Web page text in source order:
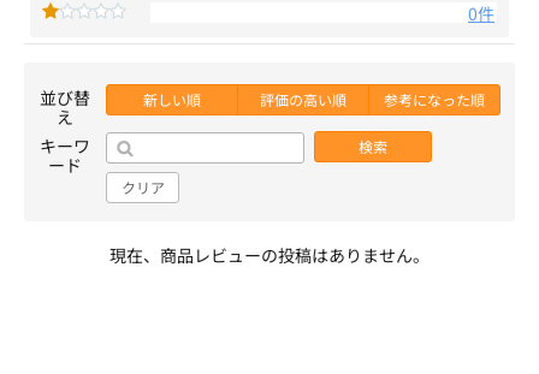
0件
並び替
え
新しい順 評価の高い順 参考になった順
キーワ
ード
検索
クリア
現在、商品レビューの投稿はありません。